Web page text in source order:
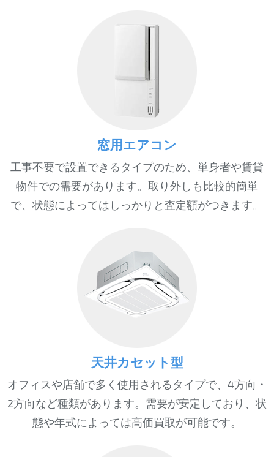
窓用エアコン
工事不要で設置できるタイプのため、単身者や賃貸
物件での需要があります。取り外しも比較的簡単
で、状態によってはしっかりと査定額がつきます。
天井カセット型
オフィスや店舗で多く使用されるタイプで、4方向・
2方向など種類があります。需要が安定しており、状
態や年式によっては高価買取が可能です。